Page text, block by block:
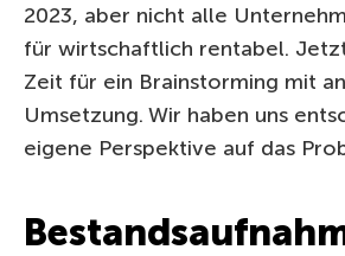
2023, aber nicht alle
für wirtschaftlich rentabel.
Zeit für ein Brainstorming mit
Umsetzung. Wir haben uns
eigene Perspektive auf das